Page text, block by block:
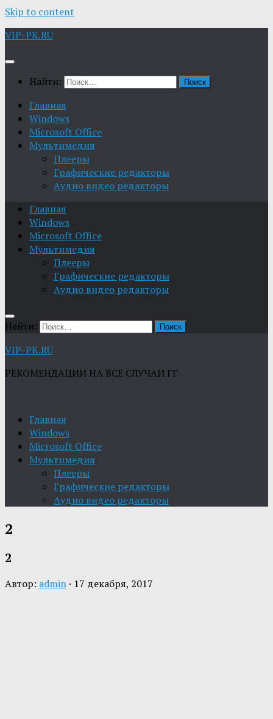
Skip to content
VIP-PK.RU
Найти:
Главная
Windows
Microsoft Office
Мультимедия
Плееры
Графические редакторы
Aудио видео редакторы
Главная
Windows
Microsoft Office
Мультимедия
Плееры
Графические редакторы
Aудио видео редакторы
Найти:
VIP-PK.RU
РЕКОМЕНДАЦИИ НА ВСЕ СЛУЧАИ IT
Главная
Windows
Microsoft Office
Мультимедия
Плееры
Графические редакторы
Aудио видео редакторы
2
2
Автор: admin · 17 декабря, 2017